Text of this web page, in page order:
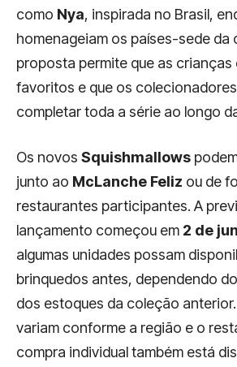
como Nya, inspirada no Brasil,
homenageiam os países-sede da
proposta permite que as crianças
favoritos e que os
completar toda a série ao longo
Os novos Squishmallows
junto ao McLanche Feliz ou de
restaurantes participantes. A
lançamento começou em 2 de
algumas unidades possam
brinquedos antes, dependendo
dos estoques da coleção
variam conforme a região e o
compra individual também está